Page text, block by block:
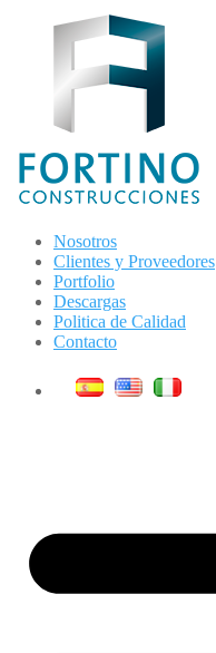
Nosotros
Clientes y Proveedores
Portfolio
Descargas
Politica de Calidad
Contacto